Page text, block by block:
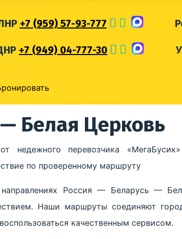
+7 (959) 57-93-777
+7 (949) 04-777-30
Белая Церковь
недежного перевозчика
по проверенному маршруту
Россия — Беларусь —
Наши маршруты соединяют
качественным сервисом.